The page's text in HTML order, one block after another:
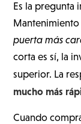
Es la pregunta
puerta más
corta es sí, la
superior. La
mucho más
Cuando